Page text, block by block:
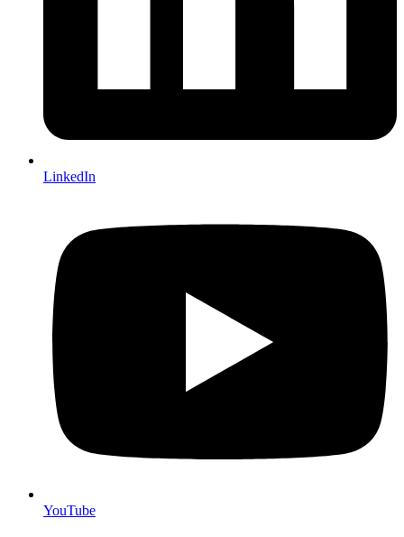
LinkedIn
YouTube